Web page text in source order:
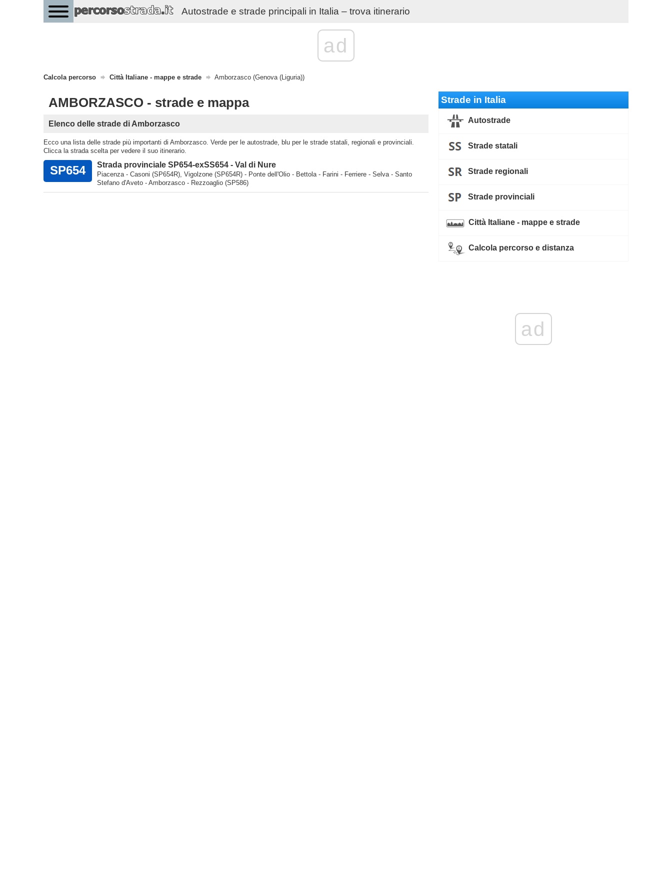
Autostrade e strade principali in Italia – trova itinerario
ad
Calcola percorso Città Italiane - mappe e strade Amborzasco (Genova (Liguria))
AMBORZASCO - strade e mappa
Elenco delle strade di Amborzasco
Ecco una lista delle strade più importanti di Amborzasco. Verde per le autostrade, blu per le strade statali, regionali e provinciali.
Clicca la strada scelta per vedere il suo itinerario.
SP654 Strada provinciale SP654-exSS654 - Val di Nure
Piacenza - Casoni (SP654R), Vigolzone (SP654R) - Ponte dell'Olio - Bettola - Farini - Ferriere - Selva - Santo
Stefano d'Aveto - Amborzasco - Rezzoaglio (SP586)
Strade in Italia
Autostrade
Strade statali
Strade regionali
Strade provinciali
Città Italiane - mappe e strade
Calcola percorso e distanza
ad